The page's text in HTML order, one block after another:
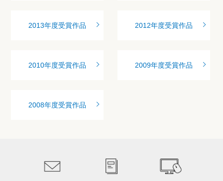
2013年度受賞作品 2012年度受賞作品
2010年度受賞作品 2009年度受賞作品
2008年度受賞作品